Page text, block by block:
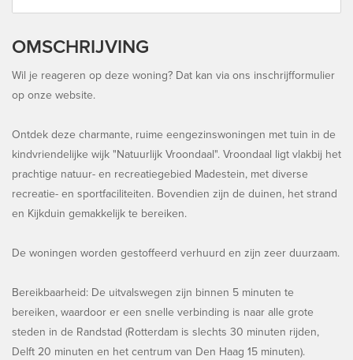
OMSCHRIJVING
Wil je reageren op deze woning? Dat kan via ons inschrijfformulier
op onze website.
Ontdek deze charmante, ruime eengezinswoningen met tuin in de
kindvriendelijke wijk "Natuurlijk Vroondaal". Vroondaal ligt vlakbij het
prachtige natuur- en recreatiegebied Madestein, met diverse
recreatie- en sportfaciliteiten. Bovendien zijn de duinen, het strand
en Kijkduin gemakkelijk te bereiken.
De woningen worden gestoffeerd verhuurd en zijn zeer duurzaam.
Bereikbaarheid: De uitvalswegen zijn binnen 5 minuten te
bereiken, waardoor er een snelle verbinding is naar alle grote
steden in de Randstad (Rotterdam is slechts 30 minuten rijden,
Delft 20 minuten en het centrum van Den Haag 15 minuten).